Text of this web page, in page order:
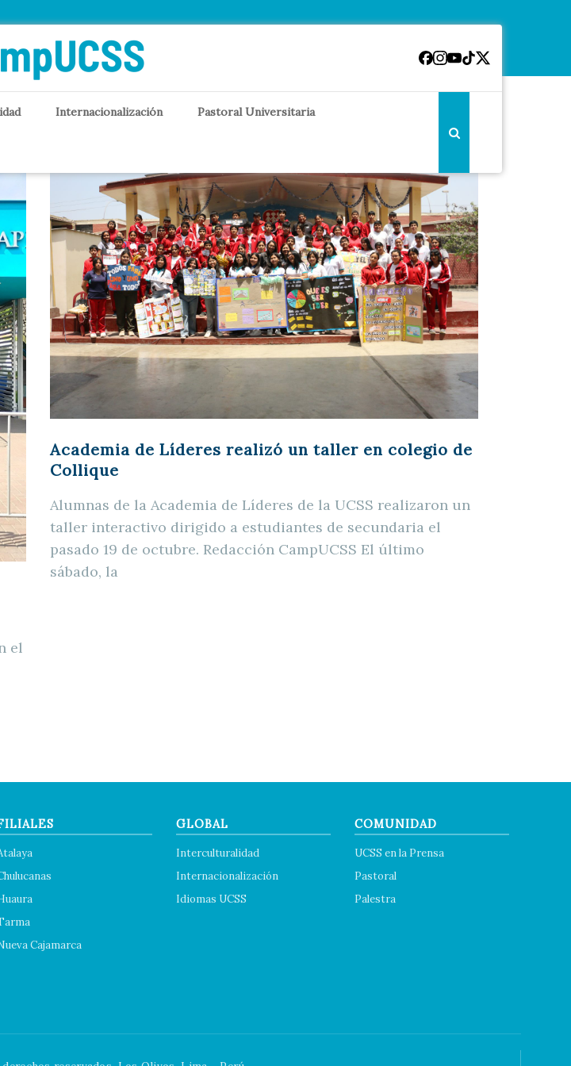
Internacionalización Pastoral Universitaria
el
Academia de Líderes realizó un taller en colegio de
Collique
Alumnas de la Academia de Líderes de la UCSS realizaron un
taller interactivo dirigido a estudiantes de secundaria el
pasado 19 de octubre. Redacción CampUCSS El último
sábado, la
Cajamarca
GLOBAL
Interculturalidad
Internacionalización
Idiomas UCSS
COMUNIDAD
UCSS en la Prensa
Pastoral
Palestra